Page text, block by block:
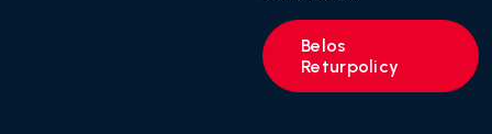
Belos
Returpolicy